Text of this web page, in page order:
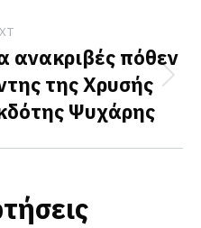
ανακριβές πόθεν
της Χρυσής
Ψυχάρης